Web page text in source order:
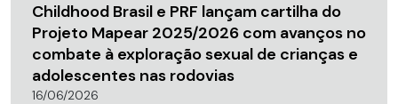
Childhood Brasil e PRF lançam cartilha do
Projeto Mapear 2025/2026 com avanços no
combate à exploração sexual de crianças e
adolescentes nas rodovias
16/06/2026